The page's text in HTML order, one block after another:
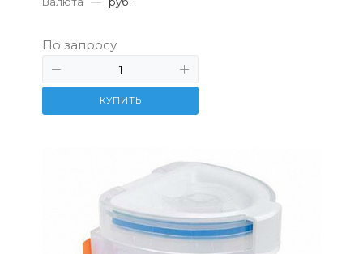
По запросу
КУПИТЬ